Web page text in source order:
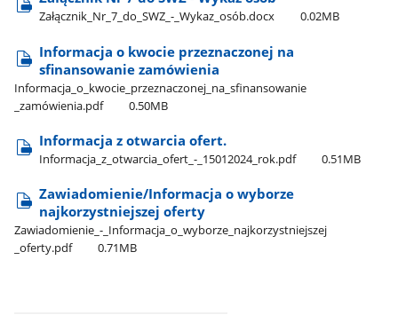
Załącznik​_Nr​_7​_do​_SWZ​_-​_Wykaz​_osób.docx 0.02MB
Informacja o kwocie przeznaczonej na
sfinansowanie zamówienia
Informacja​_o​_kwocie​_przeznaczonej​_na​_sfinansowanie​
_zamówienia.pdf
0.50MB
Informacja z otwarcia ofert.
Informacja​_z​_otwarcia​_ofert​_-​_15012024​_rok.pdf 0.51MB
Zawiadomienie/Informacja o wyborze
najkorzystniejszej oferty
Zawiadomienie​_-​_Informacja​_o​_wyborze​_najkorzystniejszej​
_oferty.pdf
0.71MB